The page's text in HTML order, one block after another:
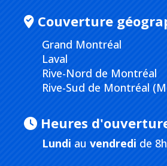
Couverture
Grand Montréal
Laval
Rive-Nord de Montréal
Rive-Sud de Montréal
Heures
Lundi au vendredi de